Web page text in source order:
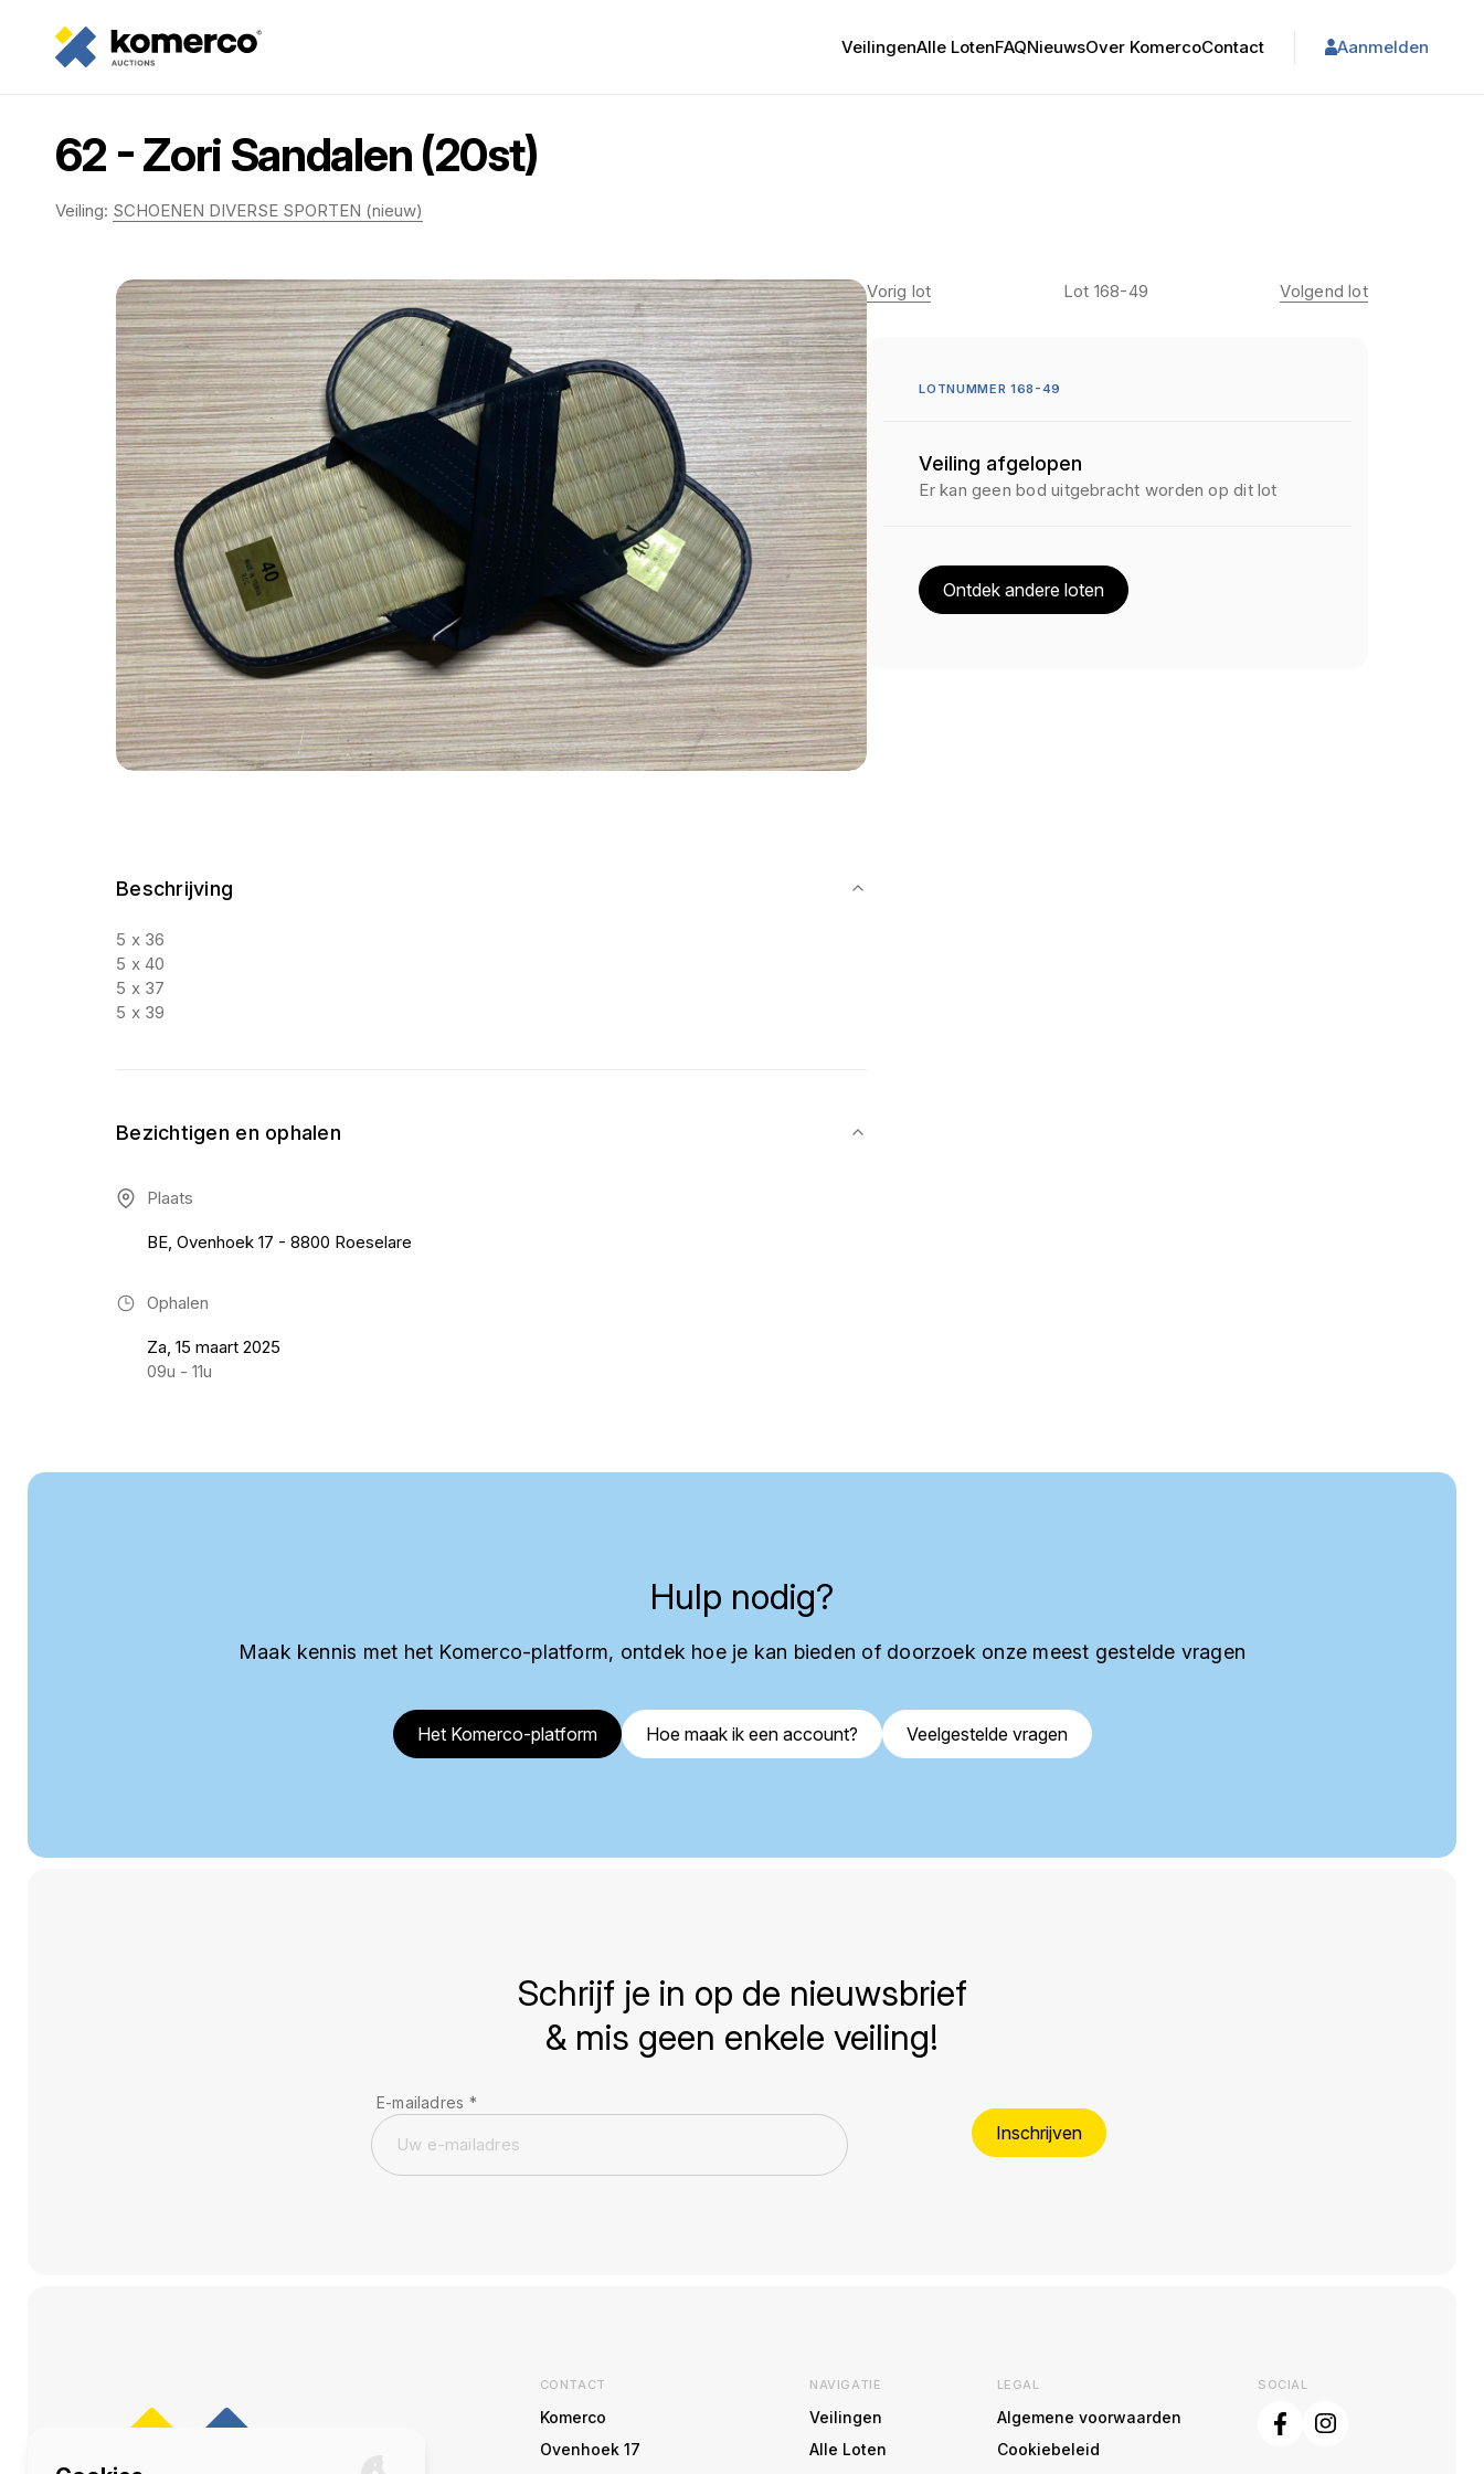
VeilingenAlle LotenFAQNieuwsOver KomercoContact Aanmelden
62 - Zori Sandalen (20st)
Veiling: SCHOENEN DIVERSE SPORTEN (nieuw)
Beschrijving
5 x 36
5 x 40
5 x 37
5 x 39
Bezichtigen en ophalen
Plaats
BE, Ovenhoek 17 - 8800 Roeselare
Ophalen
Za, 15 maart 2025
09u - 11u
Vorig lot Lot 168-49 Volgend lot
LOTNUMMER 168-49
Veiling afgelopen
Er kan geen bod uitgebracht worden op dit lot
Ontdek andere loten
Hulp nodig?
Maak kennis met het Komerco-platform, ontdek hoe je kan bieden of doorzoek onze meest gestelde vragen
Het Komerco-platform Hoe maak ik een account? Veelgestelde vragen
Schrijf je in op de nieuwsbrief
& mis geen enkele veiling!
E-mailadres *
Inschrijven
CONTACT
Komerco
Ovenhoek 17
NAVIGATIE
Veilingen
Alle Loten
LEGAL
Algemene voorwaarden
Cookiebeleid
SOCIAL